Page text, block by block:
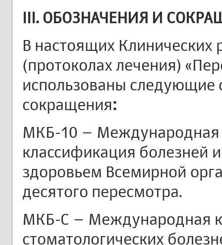
III. ОБОЗНАЧЕНИЯ И
В настоящих Клинических
(протоколах лечения)
использованы следующие
сокращения:
МКБ-10 – Международная
классификация болезней
здоровьем Всемирной
десятого пересмотра.
МКБ-С – Международная
стоматологических